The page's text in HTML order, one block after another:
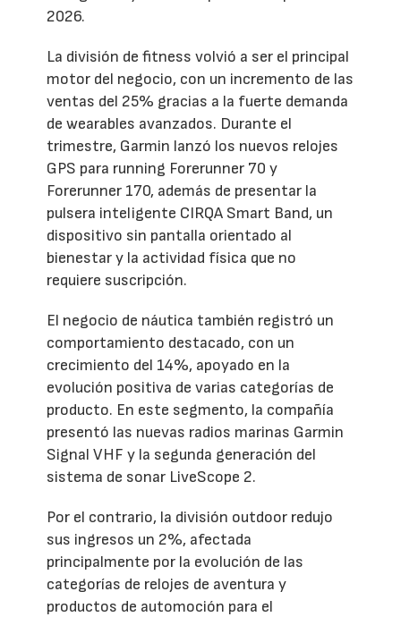
2026.
La división de fitness volvió a ser el principal
motor del negocio, con un incremento de las
ventas del 25% gracias a la fuerte demanda
de wearables avanzados. Durante el
trimestre, Garmin lanzó los nuevos relojes
GPS para running Forerunner 70 y
Forerunner 170, además de presentar la
pulsera inteligente CIRQA Smart Band, un
dispositivo sin pantalla orientado al
bienestar y la actividad física que no
requiere suscripción.
El negocio de náutica también registró un
comportamiento destacado, con un
crecimiento del 14%, apoyado en la
evolución positiva de varias categorías de
producto. En este segmento, la compañía
presentó las nuevas radios marinas Garmin
Signal VHF y la segunda generación del
sistema de sonar LiveScope 2.
Por el contrario, la división outdoor redujo
sus ingresos un 2%, afectada
principalmente por la evolución de las
categorías de relojes de aventura y
productos de automoción para el